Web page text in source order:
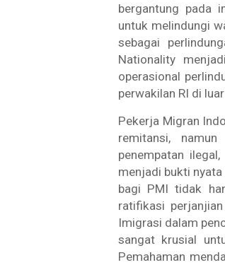
bergantung pada
untuk melindungi
sebagai
Nationality
operasional
perwakilan RI di
Pekerja Migran
remitansi,
penempatan
menjadi bukti
bagi PMI tidak
ratifikasi
Imigrasi dalam
sangat krusial
Pemahaman